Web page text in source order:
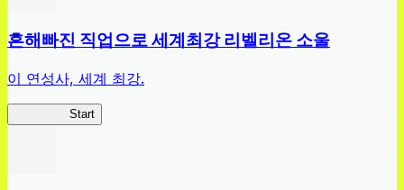
흔해빠진 직업으로 세계최강 리벨리온 소울
이 연성사, 세계 최강.
Start